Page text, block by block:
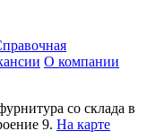
О компании
со склада в
9. На карте